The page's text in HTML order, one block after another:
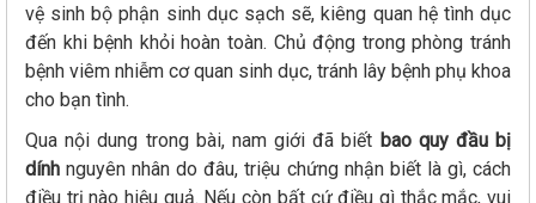
vệ sinh bộ phận sinh dục sạch sẽ, kiêng quan hệ tình dục
đến khi bệnh khỏi hoàn toàn. Chủ động trong phòng tránh
bệnh viêm nhiễm cơ quan sinh dục, tránh lây bệnh phụ khoa
cho bạn tình.
Qua nội dung trong bài, nam giới đã biết bao quy đầu bị
dính nguyên nhân do đâu, triệu chứng nhận biết là gì, cách
điều trị nào hiệu quả. Nếu còn bất cứ điều gì thắc mắc, vui